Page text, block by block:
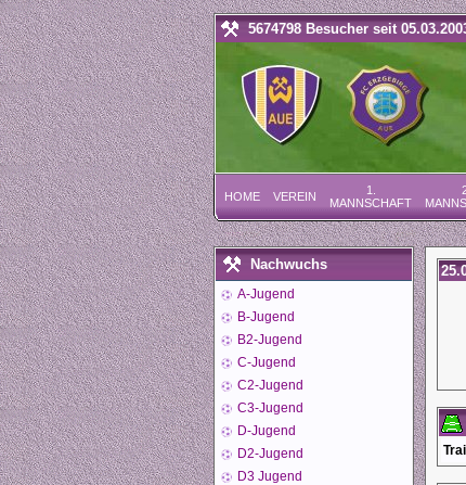
5674798 Besucher seit
HOME VEREIN
1.
MANNSCHAFT
Nachwuchs
A-Jugend
B-Jugend
B2-Jugend
C-Jugend
C2-Jugend
C3-Jugend
D-Jugend
D2-Jugend
D3 Jugend